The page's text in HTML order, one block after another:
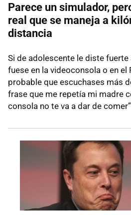
Parece un simulador,
real que se maneja a
distancia
Si de adolescente le diste fuerte
fuese en la videoconsola o en el
probable que escuchases más
frase que me repetía mi madre
consola no te va a dar de